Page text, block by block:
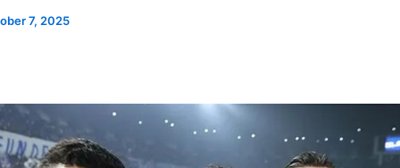
7, 2025